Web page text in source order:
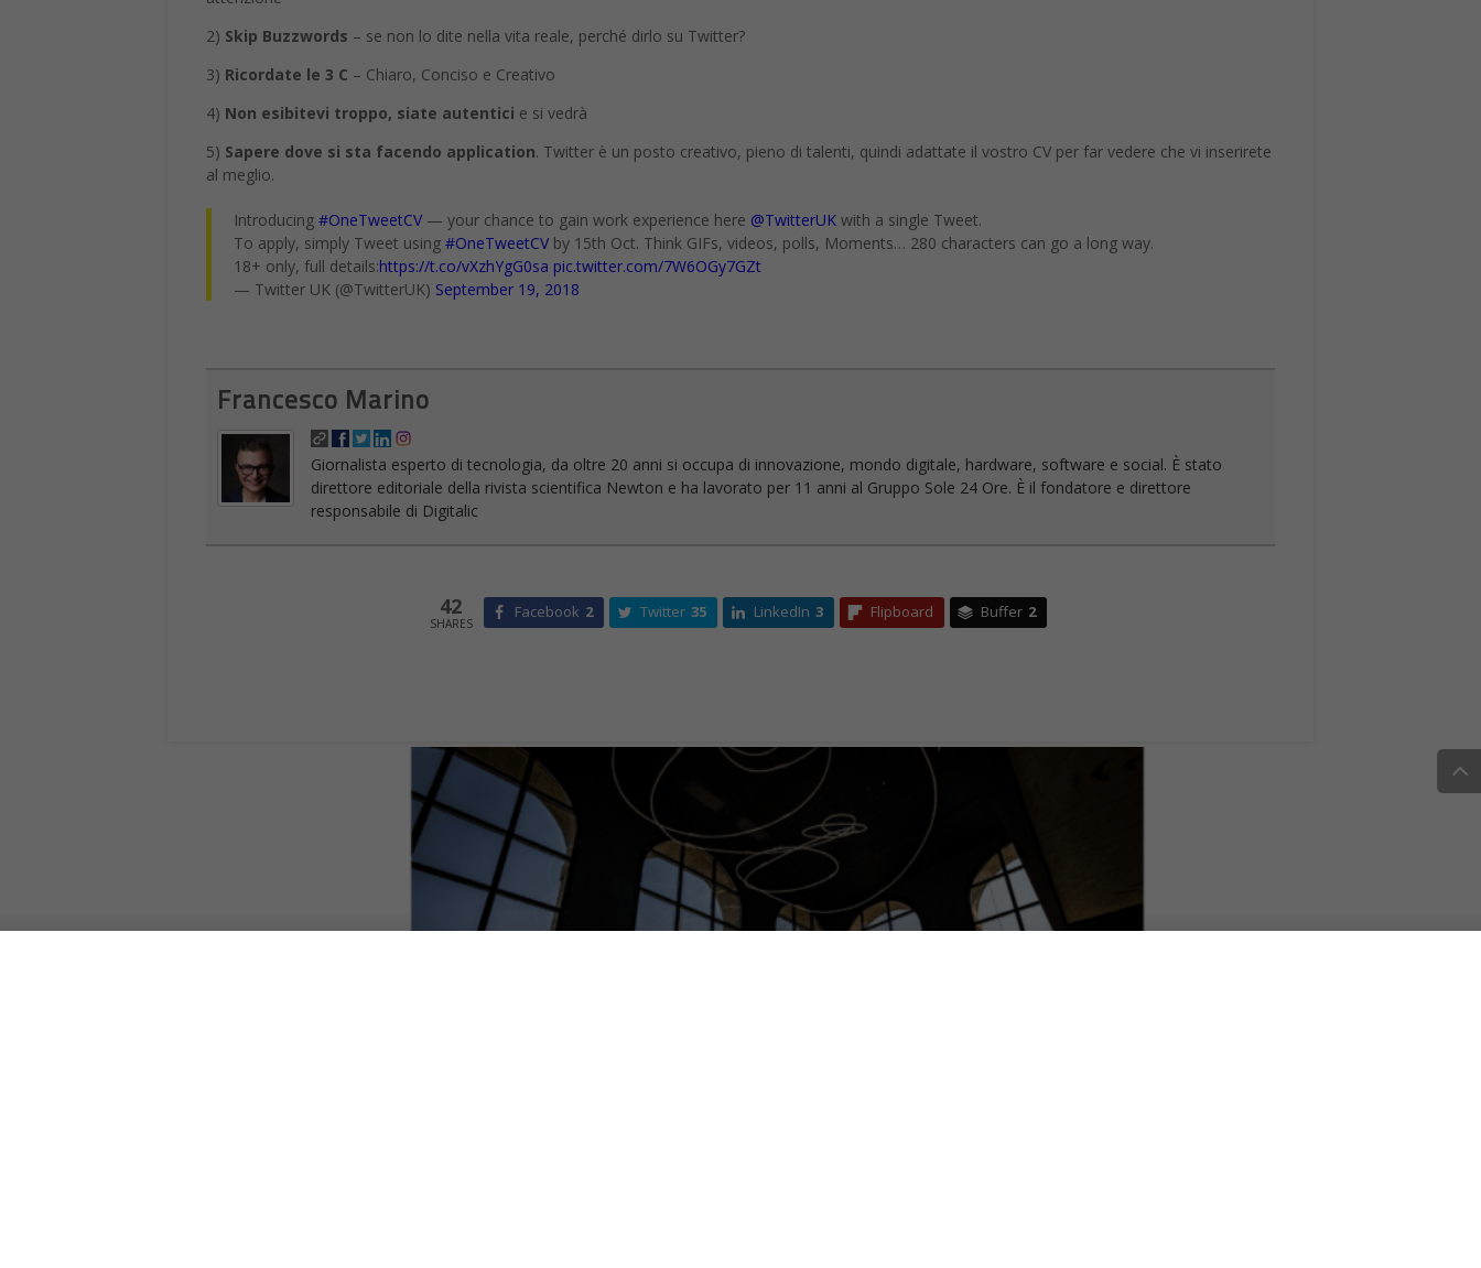
2) Skip Buzzwords – se non lo dite nella vita reale, perché dirlo su Twitter?
3) Ricordate le 3 C – Chiaro, Conciso e Creativo
4) Non esibitevi troppo, siate autentici e si vedrà
5) Sapere dove si sta facendo application. Twitter è un posto creativo, pieno di talenti, quindi adattate il vostro CV per far vedere che vi inserirete
al meglio.
Introducing #OneTweetCV — your chance to gain work experience here @TwitterUK with a single Tweet.
To apply, simply Tweet using #OneTweetCV by 15th Oct. Think GIFs, videos, polls, Moments… 280 characters can go a long way.
18+ only, full details:https://t.co/vXzhYgG0sa pic.twitter.com/7W6OGy7GZt
— Twitter UK (@TwitterUK) September 19, 2018
Francesco Marino
Giornalista esperto di tecnologia, da oltre 20 anni si occupa di innovazione, mondo digitale, hardware, software e social. È stato
direttore editoriale della rivista scientifica Newton e ha lavorato per 11 anni al Gruppo Sole 24 Ore. È il fondatore e direttore
responsabile di Digitalic
42
SHARES
Facebook 2 Twitter 35 LinkedIn 3 Flipboard Buffer 2